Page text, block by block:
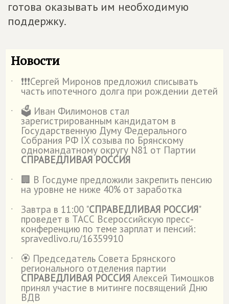
готова оказывать им необходимую
поддержку.
Новости
˙ ❗️❗️❗️Сергей Миронов предложил списывать
часть ипотечного долга при рождении детей
˙
🗳️ Иван Филимонов стал
зарегистрированным кандидатом в
Государственную Думу Федерального
Собрания РФ IX созыва по Брянскому
одномандатному округу N81 от Партии
СПРАВЕДЛИВАЯ РОССИЯ
˙
🏢 В Госдуме предложили закрепить пенсию
на уровне не ниже 40% от заработка
˙
Завтра в 11:00 "СПРАВЕДЛИВАЯ РОССИЯ"
проведет в ТАСС Всероссийскую пресс-
конференцию по теме зарплат и пенсий:
spravedlivo.ru/16359910
˙
🏵️ Председатель Совета Брянского
регионального отделения партии
СПРАВЕДЛИВАЯ РОССИЯ Алексей Тимошков
принял участие в митинге посвящений Дню
ВДВ